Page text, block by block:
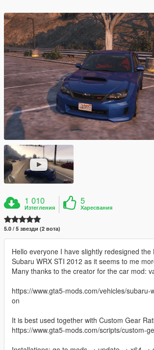
1 010
Изтегления
5
Харесвания
5.0 / 5 звезди (2 вота)
Hello everyone I have slightly redesigned the
Subaru WRX STI 2012 as it seems to me
Many thanks to the creator for the car mod:
https://www.gta5-mods.com/vehicles/subaru-
on
It is best used together with Custom Gear
https://www.gta5-mods.com/scripts/custom-